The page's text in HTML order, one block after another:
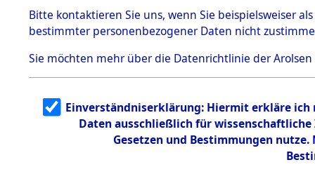
5.3.1 Alliierte
Erhebungen
zu
Todesmärsch
en
5.3.2
g
5.3.3
Todesmärsch
Bitte kontaktieren Sie uns, wenn Sie beispielsweiser
bestimmter personenbezogener Daten nicht
Sie möchten mehr über die Datenrichtlinie der Arolsen
Einverständniserklärung: Hiermit erkläre ich
Daten ausschließlich für
Gesetzen und Bestimmungen